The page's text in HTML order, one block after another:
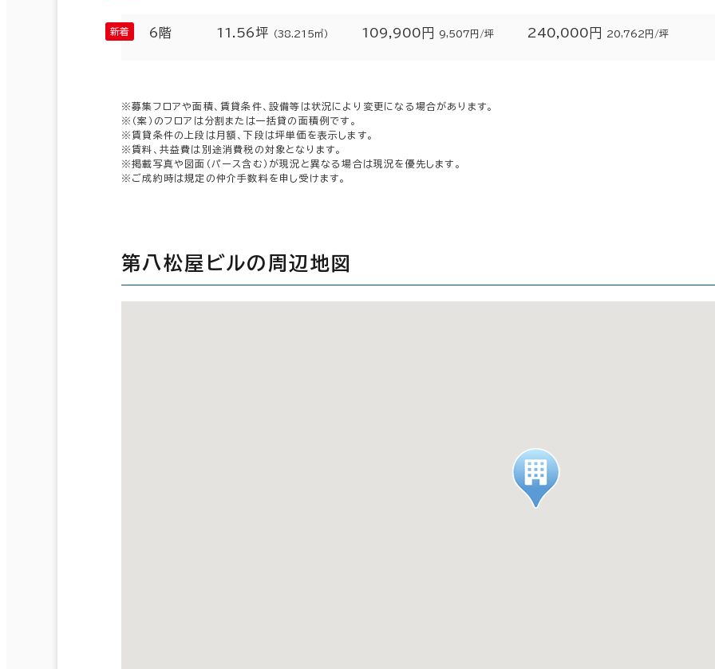
6階 11.56坪 （38.215㎡） 109,900円 9,507円/坪 240,000円 20,762円/坪
※募集フロアや面積、賃貸条件、設備等は状況により変更になる場合があります。
※（案）のフロアは分割または一括貸の面積例です。
※賃貸条件の上段は月額、下段は坪単価を表示します。
※賃料、共益費は別途消費税の対象となります。
※掲載写真や図面（パース含む）が現況と異なる場合は現況を優先します。
※ご成約時は規定の仲介手数料を申し受けます。
第八松屋ビルの周辺地図